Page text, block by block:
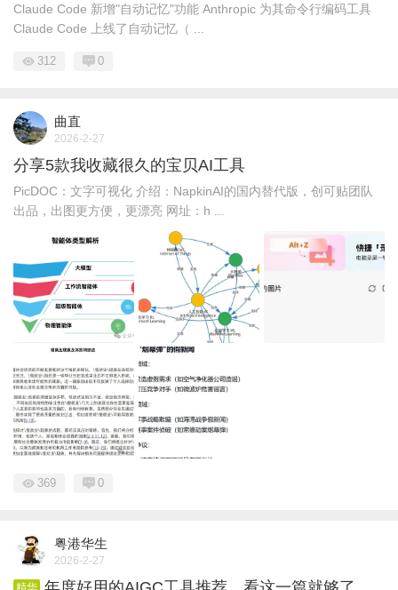
Claude Code 新增"自动记忆"功能 Anthropic 为其命令行编码工具
Claude Code 上线了自动记忆（ ...
312 0
曲直
2026-2-27
分享5款我收藏很久的宝贝AI工具
PicDOC：文字可视化 介绍：NapkinAI的国内替代版，创可贴团队
出品，出图更方便，更漂亮 网址：h ...
369 0
粤港华生
2026-2-27
精华